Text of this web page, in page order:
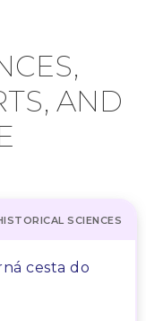
AND
SCIENCES
cesta do